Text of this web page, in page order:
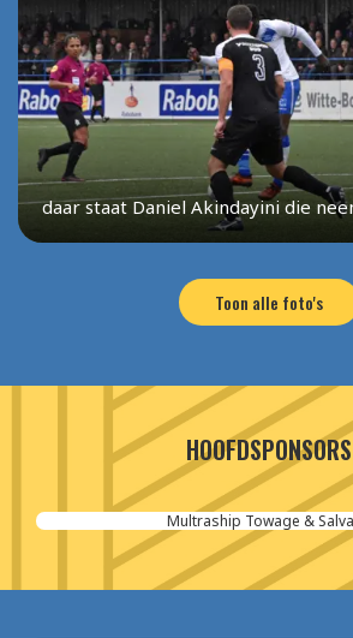
daar staat Daniel Akindayini die
Toon alle foto's
HOOFDSPONSORS
Aannemersbedrijf van der